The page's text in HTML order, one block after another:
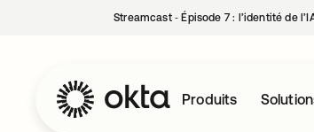
Streamcast ‑ Épisode 7 : l’identité de
Produits